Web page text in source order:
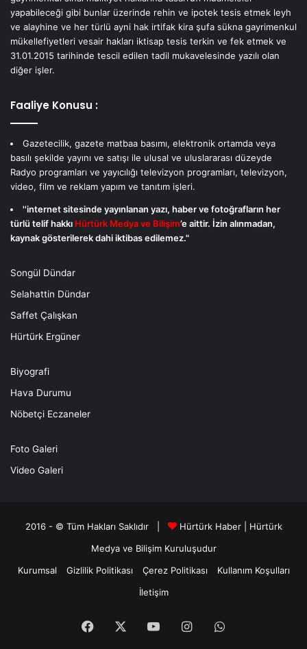
yapabileceği gibi bunlar üzerinde rehin ve ipotek tesis etmek leyh
ve alayhine ve her türlü ayni hak irtifak kira şufa sükna gayrimenkul
mükellefiyetleri vesair hakları iktisap tesis terkin ve fek etmek ve
31.01.2015 tarihinde tescil edilen tadil mukavelesinde yazılı olan
diğer işler.
Faaliye Konusu :
Gazetecilik, gazete matbaa basımı, elektronik ortamda veya
basılı şekilde yayını ve satışı ile ulusal ve uluslararası düzeyde
Radyo programları ve yayıcılığı televizyon programları, televizyon,
video, film ve reklam yapım ve tanıtım işleri.
''internet sitesinde yayınlanan yazı, haber ve fotoğrafların her
türlü telif hakkı Hürtürk Medya ve Bilişim’e aittir. İzin alınmadan,
kaynak gösterilerek dahi iktibas edilemez."
Songül Dündar
Selahattin Dündar
Saffet Çalışkan
Hürtürk Ergüner
Biyografi
Hava Durumu
Nöbetçi Eczaneler
Foto Galeri
Video Galeri
2016 - © Tüm Hakları Saklıdır | Hürtürk Haber
Hürtürk
Medya ve BilişimKuruluşudur
Kurumsal
Gizlilik Politikası Çerez Politikası
Kullanım Koşulları
İletişim
Facebook YouTubeInstagramWhatsApp